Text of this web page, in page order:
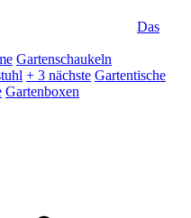
Das
Gartenschaukeln
+ 3 nächste Gartentische
Gartenboxen